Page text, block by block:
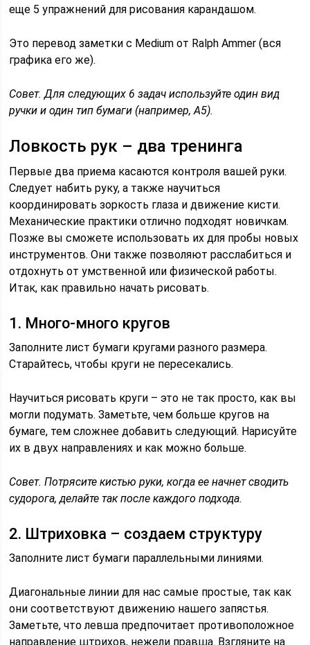
еще 5 упражнений для рисования карандашом.
Это перевод заметки с Medium от Ralph Ammer (вся
графика его же).
Совет. Для следующих 6 задач используйте один вид
ручки и один тип бумаги (например, А5).
Ловкость рук – два тренинга
Первые два приема касаются контроля вашей руки.
Следует набить руку, а также научиться
координировать зоркость глаза и движение кисти.
Механические практики отлично подходят новичкам.
Позже вы сможете использовать их для пробы новых
инструментов. Они также позволяют расслабиться и
отдохнуть от умственной или физической работы.
Итак, как правильно начать рисовать.
1. Много-много кругов
Заполните лист бумаги кругами разного размера.
Старайтесь, чтобы круги не пересекались.
Научиться рисовать круги – это не так просто, как вы
могли подумать. Заметьте, чем больше кругов на
бумаге, тем сложнее добавить следующий. Нарисуйте
их в двух направлениях и как можно больше.
Совет. Потрясите кистью руки, когда ее начнет сводить
судорога, делайте так после каждого подхода.
2. Штриховка – создаем структуру
Заполните лист бумаги параллельными линиями.
Диагональные линии для нас самые простые, так как
они соответствуют движению нашего запястья.
Заметьте, что левша предпочитает противоположное
направление штрихов, нежели правша. Взгляните на